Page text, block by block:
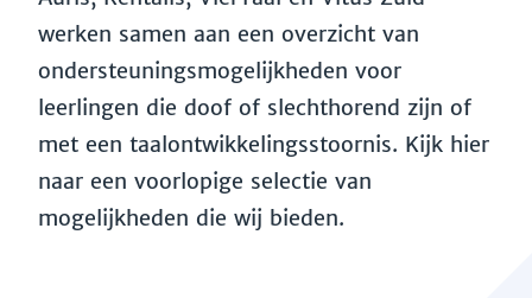
werken samen aan een overzicht van
ondersteuningsmogelijkheden voor
leerlingen die doof of slechthorend zijn of
met een taalontwikkelingsstoornis. Kijk hier
naar een voorlopige selectie van
mogelijkheden die wij bieden.